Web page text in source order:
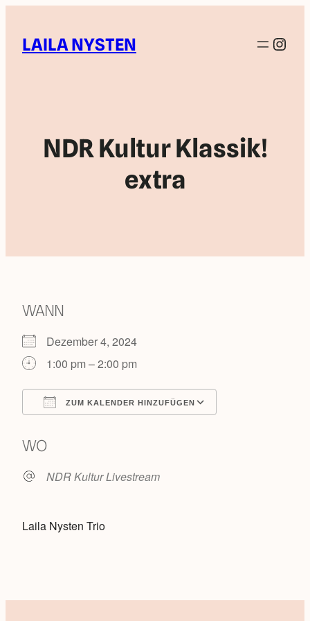
LAILA NYSTEN
NDR Kultur Klassik!
extra
WANN
Dezember 4, 2024
1:00 pm – 2:00 pm
ZUM KALENDER HINZUFÜGEN
WO
NDR Kultur Livestream
Laila Nysten Trio